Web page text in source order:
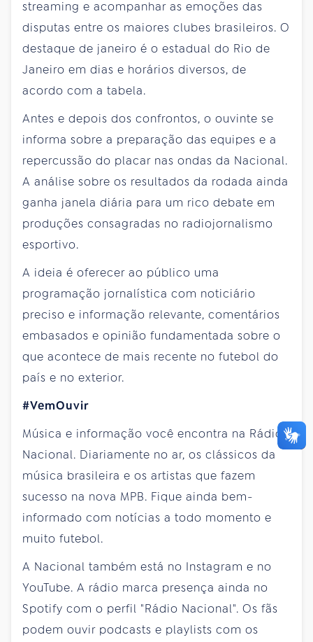
streaming e acompanhar as emoções das
disputas entre os maiores clubes brasileiros. O
destaque de janeiro é o estadual do Rio de
Janeiro em dias e horários diversos, de
acordo com a tabela.
Antes e depois dos confrontos, o ouvinte se
informa sobre a preparação das equipes e a
repercussão do placar nas ondas da Nacional.
A análise sobre os resultados da rodada ainda
ganha janela diária para um rico debate em
produções consagradas no radiojornalismo
esportivo.
A ideia é oferecer ao público uma
programação jornalística com noticiário
preciso e informação relevante, comentários
embasados e opinião fundamentada sobre o
que acontece de mais recente no futebol do
país e no exterior.
#VemOuvir
Música e informação você encontra na Rádio
Nacional. Diariamente no ar, os clássicos da
música brasileira e os artistas que fazem
sucesso na nova MPB. Fique ainda bem-
informado com notícias a todo momento e
muito futebol.
A Nacional também está no Instagram e no
YouTube. A rádio marca presença ainda no
Spotify com o perfil "Rádio Nacional". Os fãs
podem ouvir podcasts e playlists com os